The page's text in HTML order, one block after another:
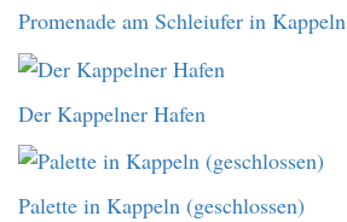
Promenade am Schleiufer in Kappeln
Der Kappelner Hafen
Palette in Kappeln (geschlossen)